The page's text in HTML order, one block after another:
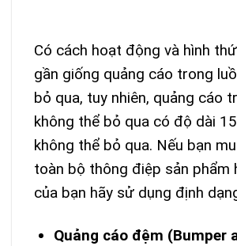
Có cách hoạt động và hình
gần giống quảng cáo trong
bỏ qua, tuy nhiên, quảng cáo
không thể bỏ qua có độ dài
không thể bỏ qua. Nếu bạn
toàn bộ thông điệp sản phẩm
của bạn hãy sử dụng định
Quảng cáo đệm (Bumper